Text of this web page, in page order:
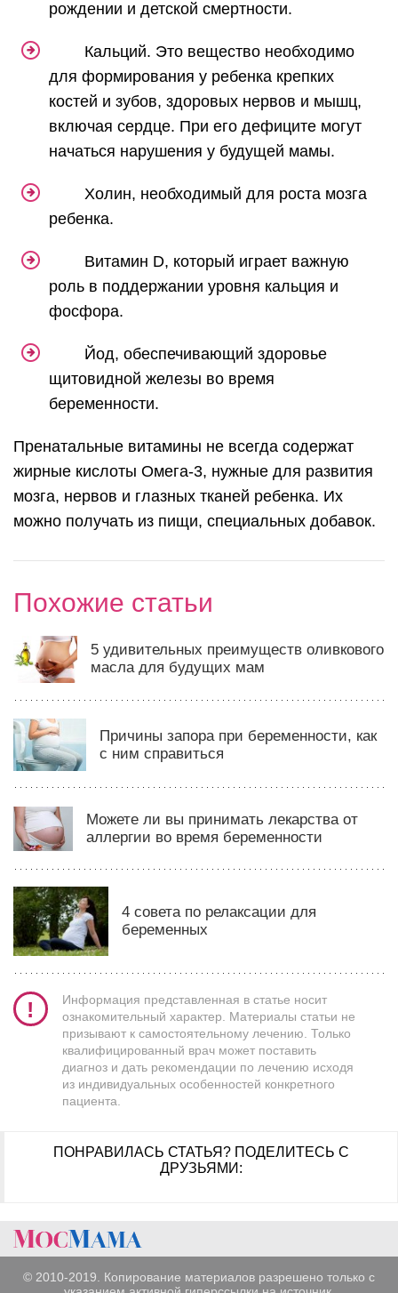
рождении и детской смертности.
Кальций. Это вещество необходимо
для формирования у ребенка крепких
костей и зубов, здоровых нервов и мышц,
включая сердце. При его дефиците могут
начаться нарушения у будущей мамы.
Холин, необходимый для роста мозга
ребенка.
Витамин D, который играет важную
роль в поддержании уровня кальция и
фосфора.
Йод, обеспечивающий здоровье
щитовидной железы во время
беременности.
Пренатальные витамины не всегда содержат
жирные кислоты Омега-3, нужные для развития
мозга, нервов и глазных тканей ребенка. Их
можно получать из пищи, специальных добавок.
Похожие статьи
5 удивительных преимуществ оливкового
масла для будущих мам
Причины запора при беременности, как
с ним справиться
Можете ли вы принимать лекарства от
аллергии во время беременности
4 совета по релаксации для
беременных
Информация представленная в статье носит
ознакомительный характер. Материалы статьи не
призывают к самостоятельному лечению. Только
квалифицированный врач может поставить
диагноз и дать рекомендации по лечению исходя
из индивидуальных особенностей конкретного
пациента.
ПОНРАВИЛАСЬ СТАТЬЯ? ПОДЕЛИТЕСЬ С
ДРУЗЬЯМИ:
© 2010-2019. Копирование материалов разрешено только с